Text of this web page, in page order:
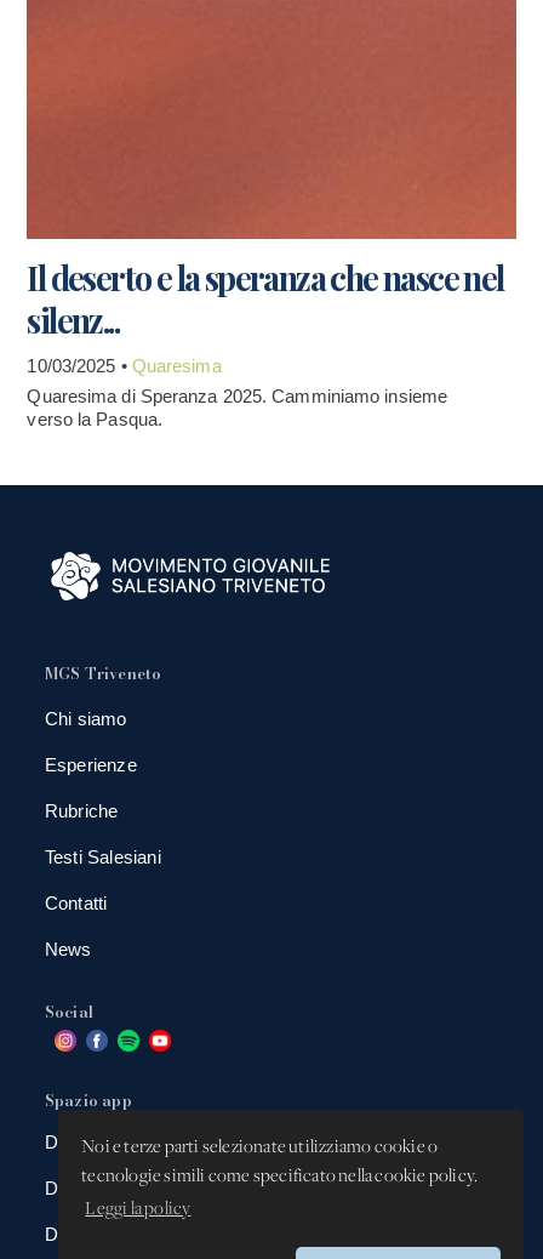
Noi e terze parti selezionate utilizziamo cookie o
tecnologie simili come specificato nella cookie policy.
Leggi la policy
Il deserto e la speranza che nasce nel
silenz...
10/03/2025 • Quaresima
Quaresima di Speranza 2025. Camminiamo insieme
verso la Pasqua.
MGS Triveneto
Chi siamo
Esperienze
Rubriche
Testi Salesiani
Contatti
News
Social
Spazio app
DBAnima
DBContest
DBDrive